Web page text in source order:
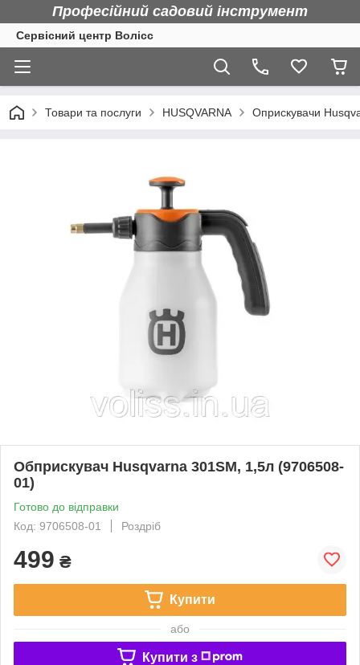
Професійний садовий інструмент
Сервісний центр Волісс
Товари та послуги HUSQVARNA Оприскувачи
Обприскувач Husqvarna 301SM, 1,5л (9706508-
01)
Готово до відправки
Код: 9706508-01
Роздріб
499 ₴
Купити
або
Купити з